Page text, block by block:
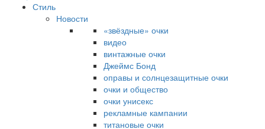
Стиль
Новости
«звёздные» очки
видео
винтажные очки
Джеймс Бонд
оправы и солнцезащитные очки
очки и общество
очки унисекс
рекламные кампании
титановые очки